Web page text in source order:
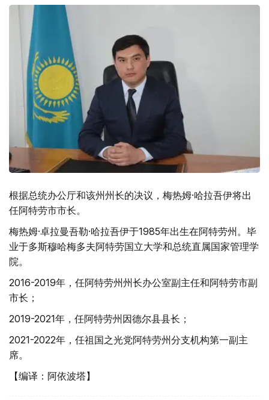
根据总统办公厅和该州州长的决议，梅热姆·哈拉吾伊将出
任阿特劳市市长。
梅热姆·卓拉曼吾勒·哈拉吾伊于1985年出生在阿特劳州。毕
业于多斯穆哈梅多夫阿特劳国立大学和总统直属国家管理学
院。
2016-2019年，任阿特劳州州长办公室副主任和阿特劳市副
市长；
2019-2021年，任阿特劳州因德尔县县长；
2021-2022年，任祖国之光党阿特劳州分支机构第一副主
席。
【编译：阿依波塔】